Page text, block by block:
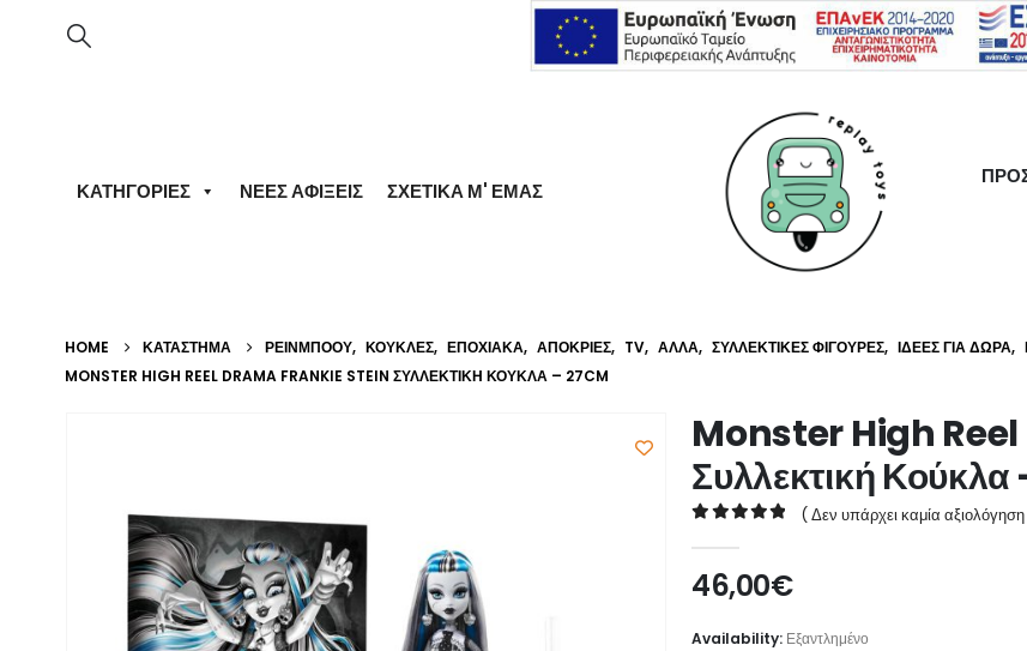
ΚΑΤΗΓΟΡΊΕΣ ΝΈΕΣ ΑΦΊΞΕΙΣ ΣΧΕΤΙΚΆ Μ' ΕΜΆΣ
HOME ΚΑΤΆΣΤΗΜΑ ΡΕΙΝΜΠΟΟΥ, ΚΟΎΚΛΕΣ, ΕΠΟΧΙΑΚΆ, ΑΠΌΚΡΙΕΣ, TV, ΆΛΛΑ, ΣΥΛΛΕΚΤΙΚΈΣ ΦΙΓΟΎΡΕΣ, ΙΔΈΕΣ ΓΙΑ ΔΏΡΑ,
MONSTER HIGH REEL DRAMA FRANKIE STEIN ΣΥΛΛΕΚΤΙΚΉ ΚΟΎΚΛΑ – 27CM
Monster High
Συλλεκτική
( Δεν υπάρχει καμία
46,00€
Availability: Εξαντλημένο